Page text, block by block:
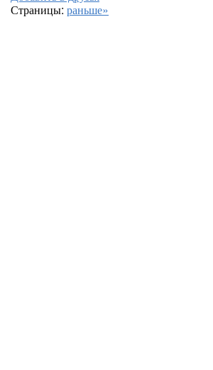
Страницы: раньше»